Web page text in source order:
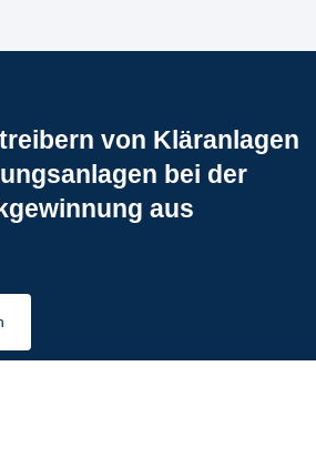
von Kläranlagen
bei der
aus